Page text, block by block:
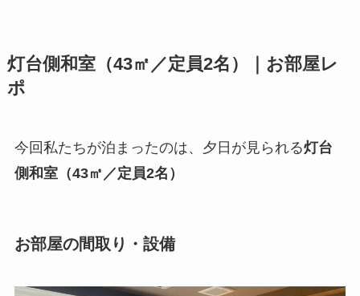
灯台側和室（43㎡／定員2名）｜お部屋レ
ポ
今回私たちが泊まったのは、夕日が見られる灯台
側和室（43㎡／定員2名）
お部屋の間取り・設備